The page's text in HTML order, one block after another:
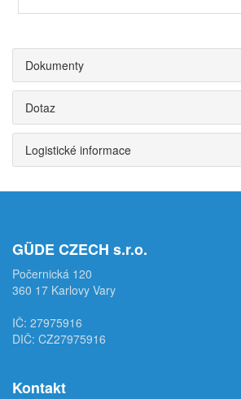
Dokumenty
Dotaz
Logistické informace
GÜDE CZECH s.r.o.
Počernická 120
360 17 Karlovy Vary
IČ: 27975916
DIČ: CZ27975916
Kontakt